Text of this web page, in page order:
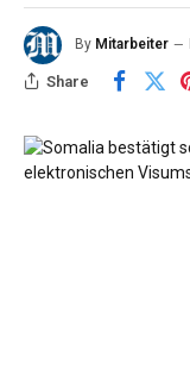
By Mitarbeiter
Share